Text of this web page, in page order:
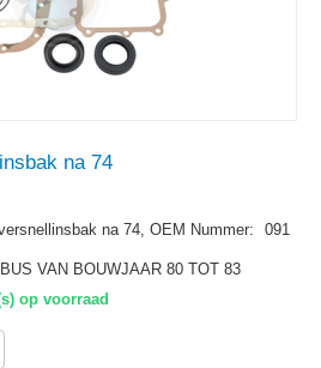
na 74
na 74, OEM Nummer:
091
VAN BOUWJAAR 80 TOT 83
op voorraad